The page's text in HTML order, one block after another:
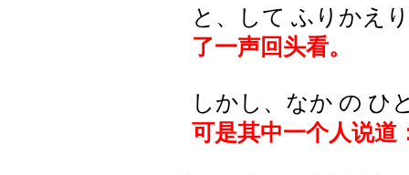
と、して ふりかえ
了一声回头看。
しかし、なか の ひ
可是其中一个人说道